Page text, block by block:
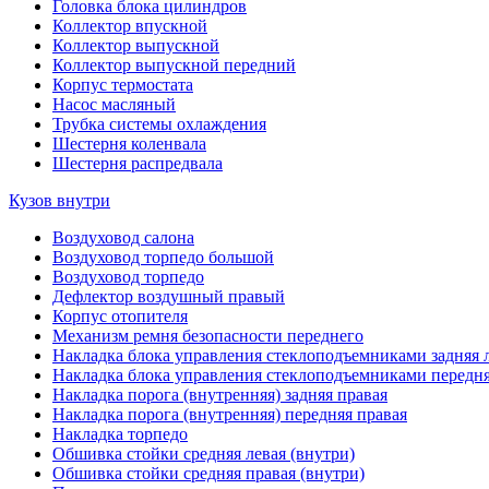
Головка блока цилиндров
Коллектор впускной
Коллектор выпускной
Коллектор выпускной передний
Корпус термостата
Насос масляный
Трубка системы охлаждения
Шестерня коленвала
Шестерня распредвала
Кузов внутри
Воздуховод салона
Воздуховод торпедо большой
Воздуховод торпедо
Дефлектор воздушный правый
Корпус отопителя
Механизм ремня безопасности переднего
Накладка блока управления стеклоподъемниками задняя
Накладка блока управления стеклоподъемниками
Накладка порога (внутренняя) задняя правая
Накладка порога (внутренняя) передняя правая
Накладка торпедо
Обшивка стойки средняя левая (внутри)
Обшивка стойки средняя правая (внутри)